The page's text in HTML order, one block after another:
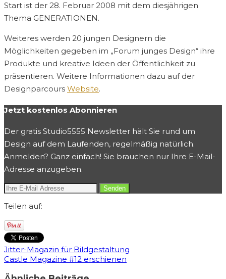
Start ist der 28. Februar 2008 mit dem diesjährigen
Thema GENERATIONEN.
Weiteres werden 20 jungen Designern die
Möglichkeiten gegeben im „Forum junges Design“ ihre
Produkte und kreative Ideen der Öffentlichkeit zu
präsentieren. Weitere Informationen dazu auf der
Designparcours Website.
Jetzt kostenlos Abonnieren
Der gratis Studio5555 Newsletter hält Sie rund um
Design auf dem Laufenden, regelmäßig natürlich.
Anmelden? Ganz einfach! Sie brauchen nur Ihre E-Mail-
Adresse anzugeben.
Teilen auf:
Jitter-Magazin für Bildgestaltung
Castle Magazine #12 erschienen